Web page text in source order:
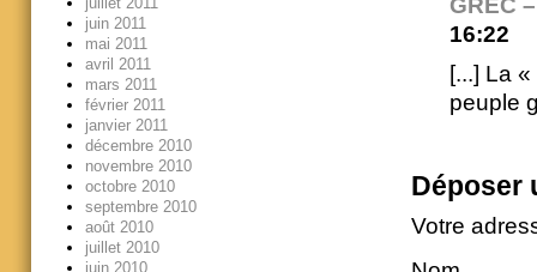
GREC
16:22
[...] La
peuple
Déposer
Votre
juin 2011
mai 2011
avril 2011
mars 2011
février 2011
janvier 2011
décembre 2010
novembre 2010
octobre 2010
septembre 2010
août 2010
juillet 2010
juin 2010